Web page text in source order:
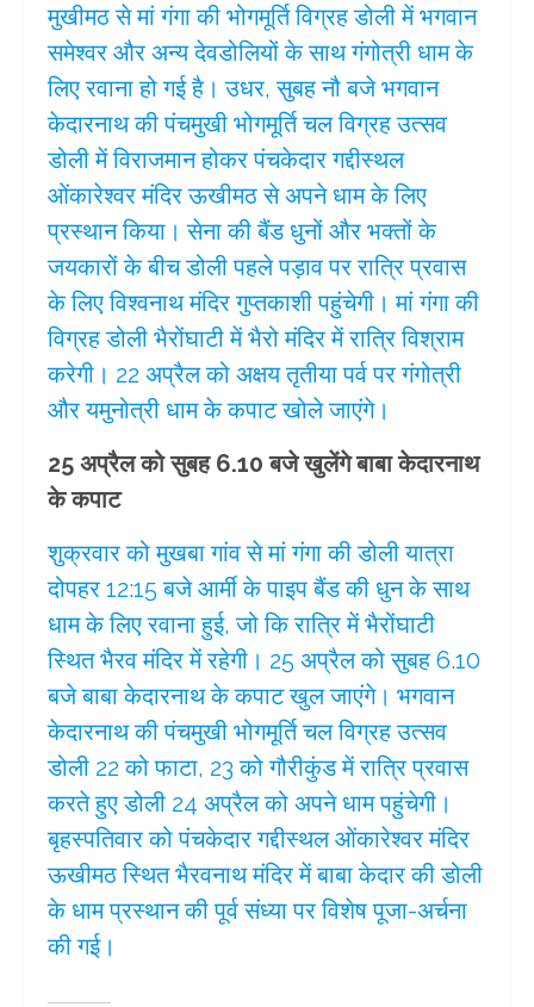
मुखीमठ से मां गंगा की भोगमूर्ति विग्रह डोली में भगवान
समेश्वर और अन्य देवडोलियों के साथ गंगोत्री धाम के
लिए रवाना हो गई है। उधर, सुबह नौ बजे भगवान
केदारनाथ की पंचमुखी भोगमूर्ति चल विग्रह उत्सव
डोली में विराजमान होकर पंचकेदार गद्दीस्थल
ओंकारेश्वर मंदिर ऊखीमठ से अपने धाम के लिए
प्रस्थान किया। सेना की बैंड धुनों और भक्तों के
जयकारों के बीच डोली पहले पड़ाव पर रात्रि प्रवास
के लिए विश्वनाथ मंदिर गुप्तकाशी पहुंचेगी। मां गंगा की
विग्रह डोली भैरोंघाटी में भैरो मंदिर में रात्रि विश्राम
करेगी। 22 अप्रैल को अक्षय तृतीया पर्व पर गंगोत्री
और यमुनोत्री धाम के कपाट खोले जाएंगे।
25 अप्रैल को सुबह 6.10 बजे खुलेंगे बाबा केदारनाथ
के कपाट
शुक्रवार को मुखबा गांव से मां गंगा की डोली यात्रा
दोपहर 12:15 बजे आर्मी के पाइप बैंड की धुन के साथ
धाम के लिए रवाना हुई, जो कि रात्रि में भैरोंघाटी
स्थित भैरव मंदिर में रहेगी। 25 अप्रैल को सुबह 6.10
बजे बाबा केदारनाथ के कपाट खुल जाएंगे। भगवान
केदारनाथ की पंचमुखी भोगमूर्ति चल विग्रह उत्सव
डोली 22 को फाटा, 23 को गौरीकुंड में रात्रि प्रवास
करते हुए डोली 24 अप्रैल को अपने धाम पहुंचेगी।
बृहस्पतिवार को पंचकेदार गद्दीस्थल ओंकारेश्वर मंदिर
ऊखीमठ स्थित भैरवनाथ मंदिर में बाबा केदार की डोली
के धाम प्रस्थान की पूर्व संध्या पर विशेष पूजा-अर्चना
की गई।